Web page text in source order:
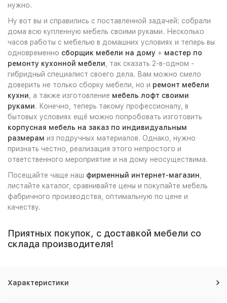
нужно.
Ну вот вы и справились с поставленной задачей: собрали
дома всю купленную мебель своими руками. Несколько
часов работы с мебелью в домашних условиях и теперь вы
одновременно сборщик мебели на дому + мастер по
ремонту кухонной мебели , так сказать 2-в-одном -
гибридный специалист своего дела. Вам можно смело
доверить не только сборку мебели, но и ремонт мебели
кухни , а также изготовление мебель лофт своими
руками. Конечно, теперь такому профессионалу, в
бытовых условиях ещё можно попробовать изготовить
корпусная мебель на заказ по индивидуальным
размерам из подручных материалов. Однако, нужно
признать честно, реализация этого непростого и
ответственного мероприятие и на дому неосуществима.
Посещайте чаще наш фирменный интернет-магазин
листайте каталог, сравнивайте цены и покупайте мебель
фабричного производства, оптимальную по цене и
качеству.
Приятных покупок, с доставкой мебели со
склада производителя!
Характеристики